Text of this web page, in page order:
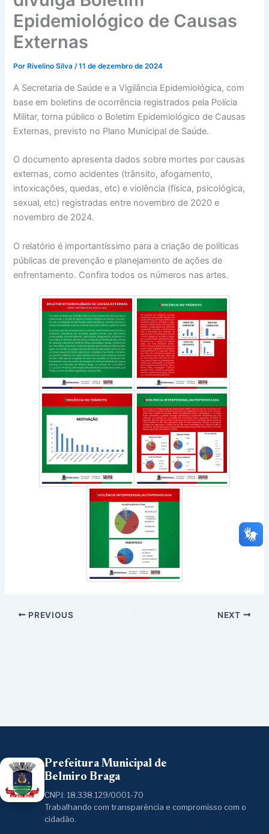
Epidemiológico de Causas
Externas
Por Rivelino Silva/11 de dezembro de 2024
A Secretaria de Saúde e a Vigilância Epidemiológica, com
base em boletins de ocorrência registrados pela Polícia
Militar, torna público o Boletim Epidemiológico de Causas
Externas, previsto no Plano Municipal de Saúde.
O documento apresenta dados sobre mortes por causas
externas, como acidentes (trânsito, afogamento,
intoxicações, quedas, etc) e violência (física, psicológica,
sexual, etc) registradas entre novembro de 2020 e
novembro de 2024.
O relatório é importantíssimo para a criação de políticas
públicas de prevenção e planejamento de ações de
enfrentamento. Confira todos os números nas artes.
PREVIOUS NEXT
Prefeitura Municipal de
Belmiro Braga
CNPJ: 18.338.129/0001-70
Trabalhando com transparência e compromisso com o
cidadão.